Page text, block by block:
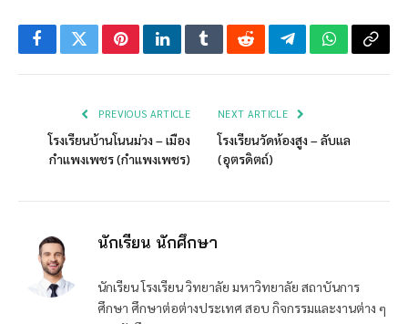
FacebookTwitterPinterestLinkedInTumblrRedditTelegramWhatsApp
Copy
PREVIOUS ARTICLE
โรงเรียนบ้านโนนม่วง – เมือง
กำแพงเพชร (กำแพงเพชร)
NEXT ARTICLE
โรงเรียนวัดห้องสูง – ลับแล
(อุตรดิตถ์)
นักเรียน นักศึกษา
นักเรียน โรงเรียน วิทยาลัย มหาวิทยาลัย สถาบันการ
ศึกษา ศึกษาต่อต่างประเทศ สอบ กิจกรรมและงานต่าง ๆ